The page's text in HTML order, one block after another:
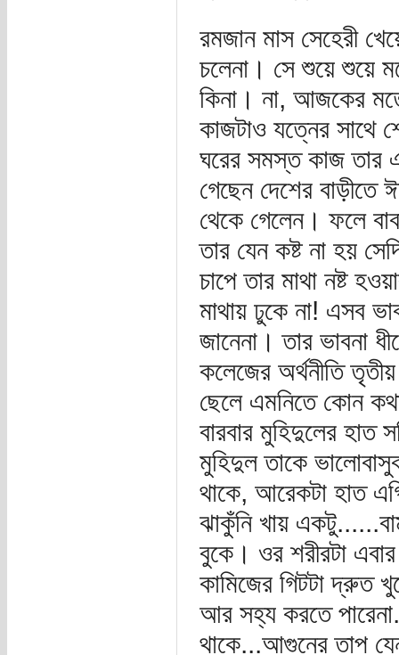
রমজান মাস সেহেরী
চলেনা। সে শুয়ে শুয়ে
কিনা। না, আজকের
কাজটাও যত্নের সাথে
ঘরের সমস্ত কাজ তার
গেছেন দেশের
থেকে গেলেন। ফলে
তার যেন কষ্ট না হয়
চাপে তার মাথা নষ্ট
মাথায় ঢুকে না! এসব
জানেনা। তার ভাবনা
কলেজের অর্থনীতি
ছেলে এমনিতে কোন
বারবার মুহিদুলের হাত
মুহিদুল তাকে
থাকে, আরেকটা হাত
ঝাকুঁনি খায়
বুকে। ওর শরীরটা এবার
কামিজের গিটটা দ্রুত
আর সহ্য করতে
থাকে...আগুনের তাপ